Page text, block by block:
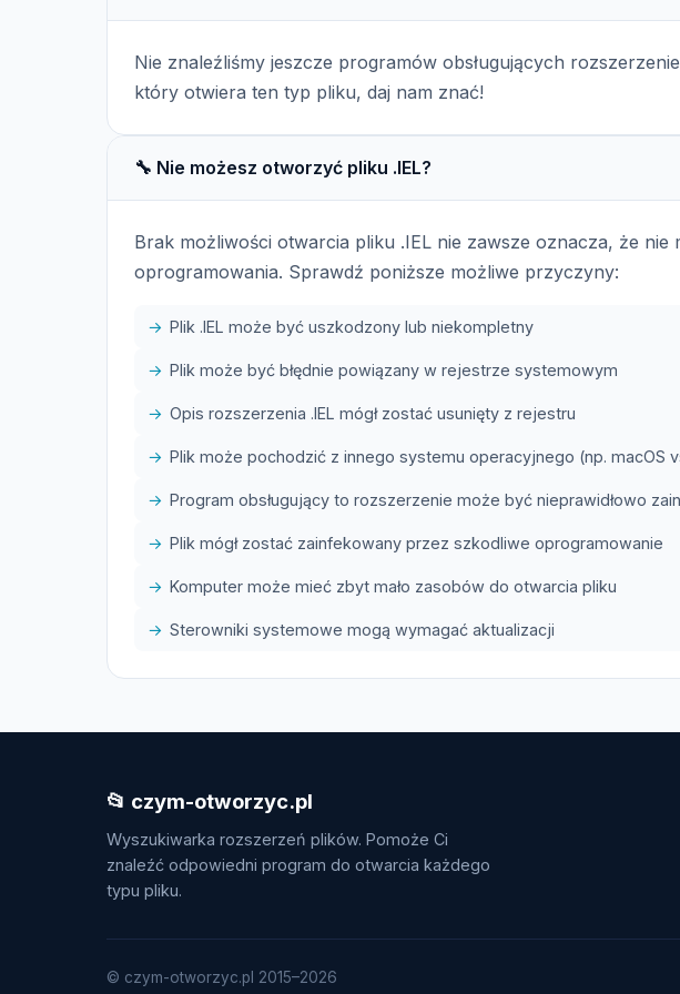
Nie znaleźliśmy jeszcze programów obsługujących
który otwiera ten typ pliku, daj nam znać!
🔧 Nie możesz otworzyć pliku .IEL?
Brak możliwości otwarcia pliku .IEL nie zawsze oznacza, że nie
oprogramowania. Sprawdź poniższe możliwe przyczyny:
Plik .IEL może być uszkodzony lub niekompletny
Plik może być błędnie powiązany w rejestrze systemowym
Opis rozszerzenia .IEL mógł zostać usunięty z rejestru
Plik może pochodzić z innego systemu operacyjnego (np. macOS
Program obsługujący to rozszerzenie może być nieprawidłowo
Plik mógł zostać zainfekowany przez szkodliwe oprogramowanie
Komputer może mieć zbyt mało zasobów do otwarcia pliku
Sterowniki systemowe mogą wymagać aktualizacji
📂 czym-otworzyc.pl
Wyszukiwarka rozszerzeń plików. Pomoże Ci
znaleźć odpowiedni program do otwarcia każdego
typu pliku.
© czym-otworzyc.pl 2015–2026